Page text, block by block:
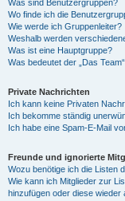
Was sind Benutzergruppen?
Wo finde ich die
Wie werde ich Gruppenleiter?
Weshalb werden
Was ist eine Hauptgruppe?
Was bedeutet der „Das
Private Nachrichten
Ich kann keine Privaten
Ich bekomme ständig
Ich habe eine Spam-E-Mail
Freunde und ignorierte
Wozu benötige ich die Listen
Wie kann ich Mitglieder zur
hinzufügen oder diese wieder